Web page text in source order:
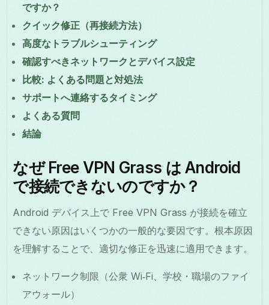
ですか？
クイック修正（再接続方法）
高度なトラブルシューティング
確認すべきネットワークとデバイス設定
比較: よくある問題と対処法
サポートへ連絡するタイミング
よくある質問
結論
なぜ Free VPN Grass は Android
で接続できないのですか？
Android デバイス上で Free VPN Grass が接続を確立
できない原因はいくつかの一般的な要因です。根本原因
を理解することで、適切な修正を迅速に適用できます。
ネットワーク制限（公衆 Wi‑Fi、学校・職場のファイ
アウォール）